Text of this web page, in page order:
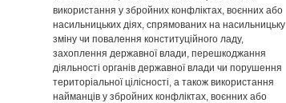
використання у збройних конфліктах, воєнних або
насильницьких діях, спрямованих на насильницьку
зміну чи повалення конституційного ладу,
захоплення державної влади, перешкоджання
діяльності органів державної влади чи порушення
територіальної цілісності, а також використання
найманців у збройних конфліктах, воєнних або